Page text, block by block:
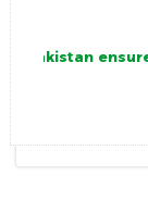
Pakistan